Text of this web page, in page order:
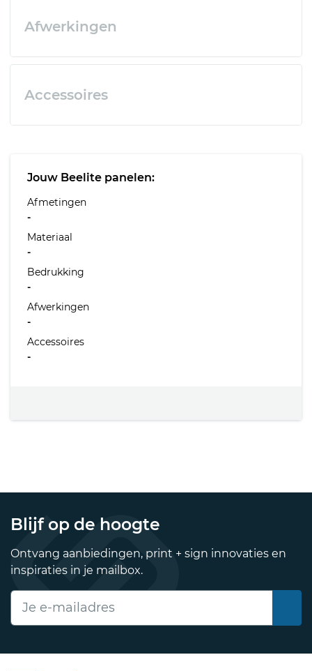
Afwerkingen
Accessoires
Jouw Beelite panelen:
Afmetingen
-
Materiaal
-
Bedrukking
-
Afwerkingen
-
Accessoires
-
Blijf op de hoogte
Ontvang aanbiedingen, print + sign innovaties en
inspiraties in je mailbox.
E-mailadres